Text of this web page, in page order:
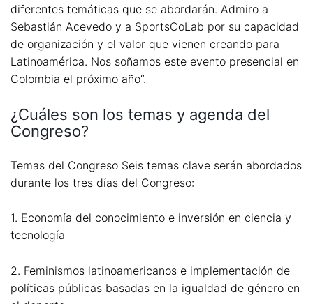
diferentes temáticas que se abordarán. Admiro a
Sebastián Acevedo y a SportsCoLab por su capacidad
de organización y el valor que vienen creando para
Latinoamérica. Nos soñamos este evento presencial en
Colombia el próximo año”.
¿Cuáles son los temas y agenda del
Congreso?
Temas del Congreso Seis temas clave serán abordados
durante los tres días del Congreso:
1. Economía del conocimiento e inversión en ciencia y
tecnología
2. Feminismos latinoamericanos e implementación de
políticas públicas basadas en la igualdad de género en